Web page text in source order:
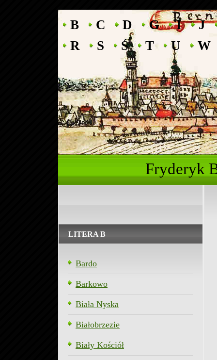
B C D G I
J
R
S Ś T U W
Fryderyk
LITERA B
Bardo
Barkowo
Biała Nyska
Białobrzezie
Biały Kościół